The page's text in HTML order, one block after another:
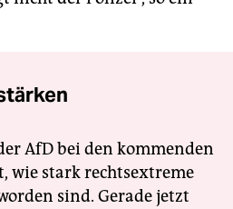
AfD bei den kommenden
wie stark rechtsextreme
sind. Gerade jetzt